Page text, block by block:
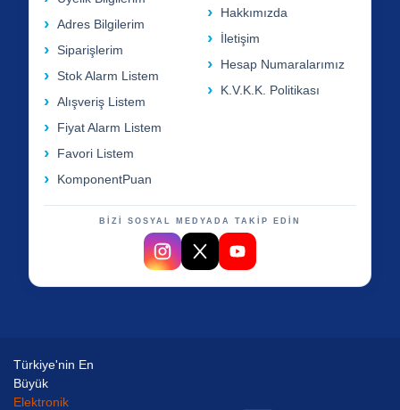
Adres Bilgilerim
Siparişlerim
Stok Alarm Listem
Alışveriş Listem
Fiyat Alarm Listem
Favori Listem
KomponentPuan
Hakkımızda
İletişim
Hesap Numaralarımız
K.V.K.K. Politikası
BİZİ SOSYAL MEDYADA TAKİP EDİN
Türkiye'nin En
Büyük
Elektronik